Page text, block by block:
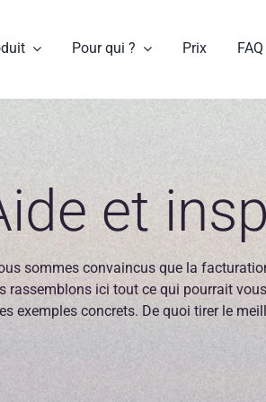
Pour qui ? Prix FAQ
et
sommes convaincus que la
rassemblons ici tout ce qui pourrait
exemples concrets. De quoi tirer le